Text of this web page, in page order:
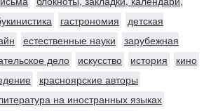
гастрономия
детская
естественные науки
зарубежная
дело искусство история
кино
красноярские авторы
на иностранных языках